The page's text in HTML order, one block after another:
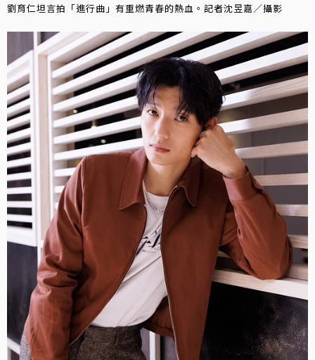
劉育仁坦言拍「進行曲」有重燃青春的熱血。記者沈昱嘉／攝影